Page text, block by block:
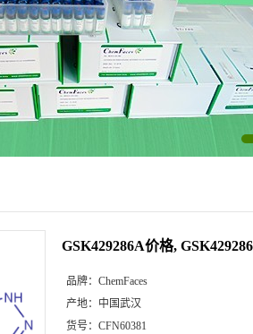
GSK429286A价格,
品牌： ChemFaces
产地： 中国武汉
货号： CFN60381